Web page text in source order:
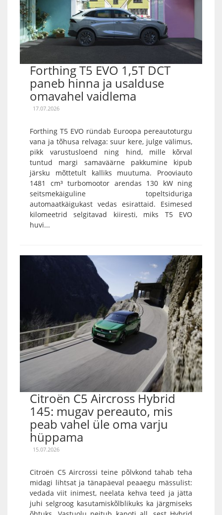
Forthing T5 EVO 1,5T DCT
paneb hinna ja usalduse
omavahel vaidlema
17.07.2026
Forthing T5 EVO ründab Euroopa pereautoturgu
vana ja tõhusa relvaga: suur kere, julge välimus,
pikk varustusloend ning hind, mille kõrval
tuntud margi samaväärne pakkumine kipub
järsku mõttetult kalliks muutuma. Prooviauto
1481 cm³ turbomootor arendas 130 kW ning
seitsmekäiguline topeltsiduriga
automaatkäigukast vedas esirattaid. Esimesed
kilomeetrid selgitavad kiiresti, miks T5 EVO
huvi...
Citroën C5 Aircross Hybrid
145: mugav pereauto, mis
peab vahel üle oma varju
hüppama
15.07.2026
Citroën C5 Aircrossi teine põlvkond tahab teha
midagi lihtsat ja tänapäeval peaaegu mässulist:
vedada viit inimest, neelata kehva teed ja jätta
juhi selgroog kasutamiskõlblikuks ka järgmiseks